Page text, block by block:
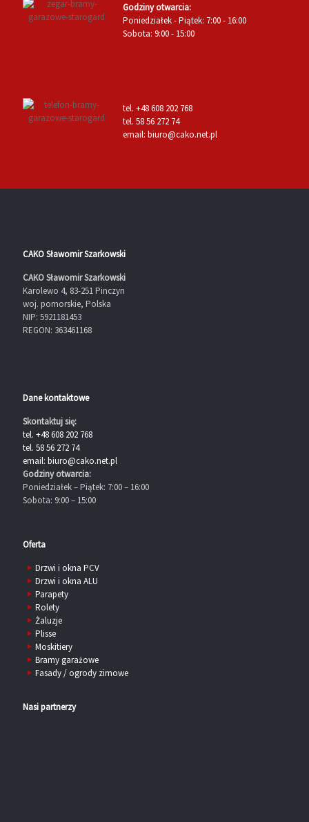
Godziny otwarcia:
Poniedziałek - Piątek: 7:00 - 16:00
Sobota: 9:00 - 15:00
tel. +48 608 202 768
tel. 58 56 272 74
email: biuro@cako.net.pl
CAKO Sławomir Szarkowski
CAKO Sławomir Szarkowski
Karolewo 4, 83-251 Pinczyn
woj. pomorskie, Polska
NIP: 5921181453
REGON: 363461168
Dane kontaktowe
Skontaktuj się:
tel. +48 608 202 768
tel. 58 56 272 74
email: biuro@cako.net.pl
Godziny otwarcia:
Poniedziałek – Piątek: 7:00 – 16:00
Sobota: 9:00 – 15:00
Oferta
Drzwi i okna PCV
Drzwi i okna ALU
Parapety
Rolety
Żaluzje
Plisse
Moskitiery
Bramy garażowe
Fasady / ogrody zimowe
Nasi partnerzy